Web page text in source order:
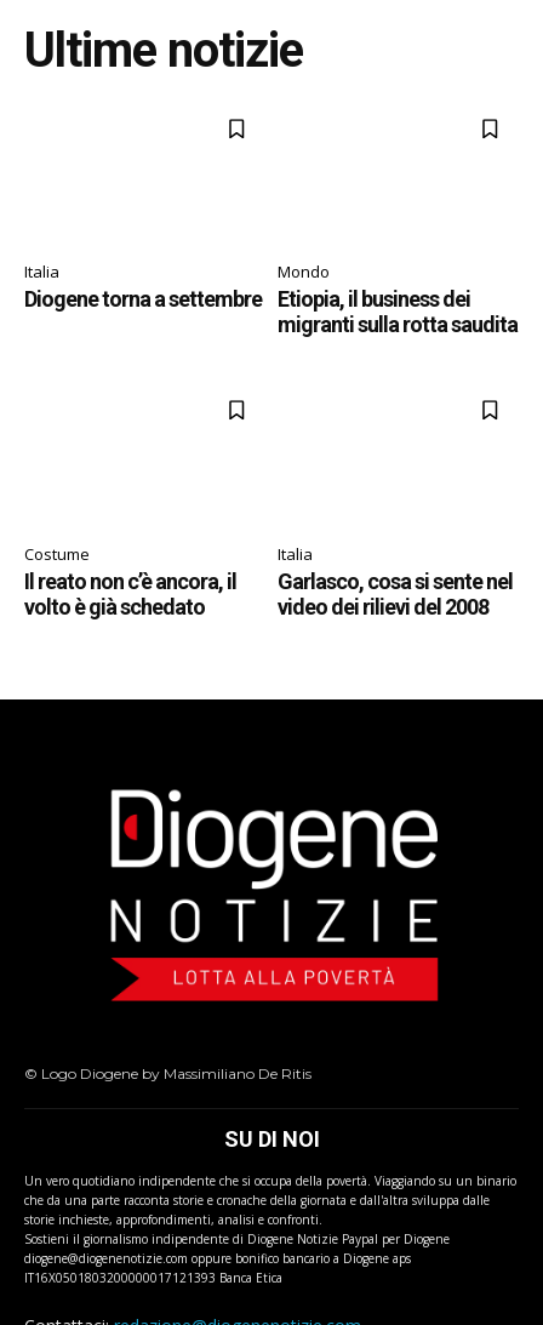
Ultime notizie
Italia
Diogene torna a settembre
Mondo
Etiopia, il business dei
migranti sulla rotta saudita
Costume
Il reato non c’è ancora, il
volto è già schedato
Italia
Garlasco, cosa si sente nel
video dei rilievi del 2008
© Logo Diogene by Massimiliano De Ritis
SU DI NOI
Un vero quotidiano indipendente che si occupa della povertà. Viaggiando su un binario
che da una parte racconta storie e cronache della giornata e dall'altra sviluppa dalle
storie inchieste, approfondimenti, analisi e confronti.
Sostieni il giornalismo indipendente di Diogene Notizie Paypal per Diogene
diogene@diogenenotizie.com oppure bonifico bancario a Diogene aps
IT16X0501803200000017121393 Banca Etica